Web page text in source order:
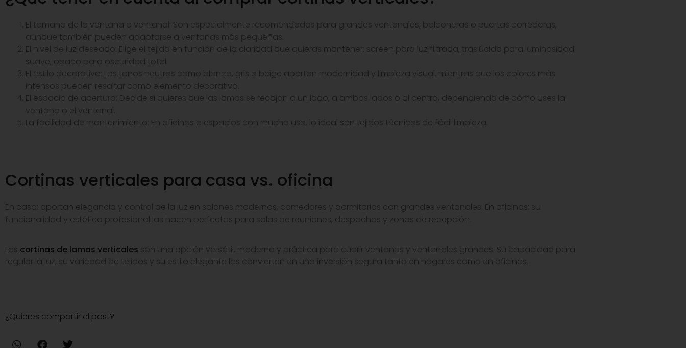
El tamaño de la ventana o ventanal: Son especialmente recomendadas para grandes ventanales, balconeras o puertas correderas,
aunque también pueden adaptarse a ventanas más pequeñas.
El nivel de luz deseado: Elige el tejido en función de la claridad que quieras mantener: screen para luz filtrada, traslúcido para luminosidad
suave, opaco para oscuridad total.
El estilo decorativo: Los tonos neutros como blanco, gris o beige aportan modernidad y limpieza visual, mientras que los colores más
intensos pueden resaltar como elemento decorativo.
El espacio de apertura: Decide si quieres que las lamas se recojan a un lado, a ambos lados o al centro, dependiendo de cómo uses la
ventana o el ventanal.
La facilidad de mantenimiento: En oficinas o espacios con mucho uso, lo ideal son tejidos técnicos de fácil limpieza.
Cortinas verticales para casa vs. oficina
En casa: aportan elegancia y control de la luz en salones modernos, comedores y dormitorios con grandes ventanales. En oficinas: su
funcionalidad y estética profesional las hacen perfectas para salas de reuniones, despachos y zonas de recepción.
Las cortinas de lamas verticales son una opción versátil, moderna y práctica para cubrir ventanas y ventanales grandes. Su capacidad para
regular la luz, su variedad de tejidos y su estilo elegante las convierten en una inversión segura tanto en hogares como en oficinas.
¿Quieres compartir el post?